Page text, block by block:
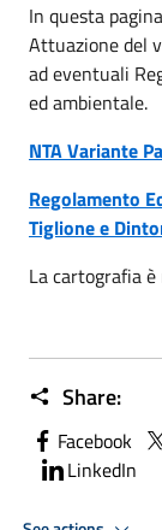
In questa
Attuazione del
ad eventuali
ed ambientale.
NTA Variante
Regolamento
Tiglione e
La cartografia
Share:
Facebook
LinkedIn